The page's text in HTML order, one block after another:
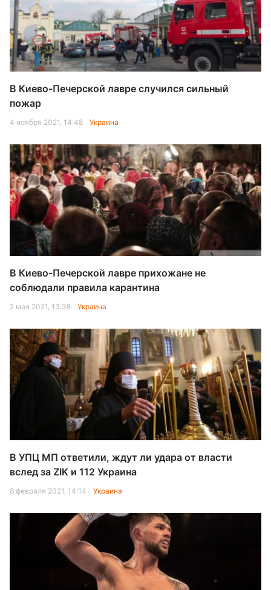
В Киево-Печерской лавре случился сильный
пожар
4 ноября 2021, 14:48 Украина
В Киево-Печерской лавре прихожане не
соблюдали правила карантина
2 мая 2021, 13:38 Украина
В УПЦ МП ответили, ждут ли удара от власти
вслед за ZIK и 112 Украина
8 февраля 2021, 14:14 Украина